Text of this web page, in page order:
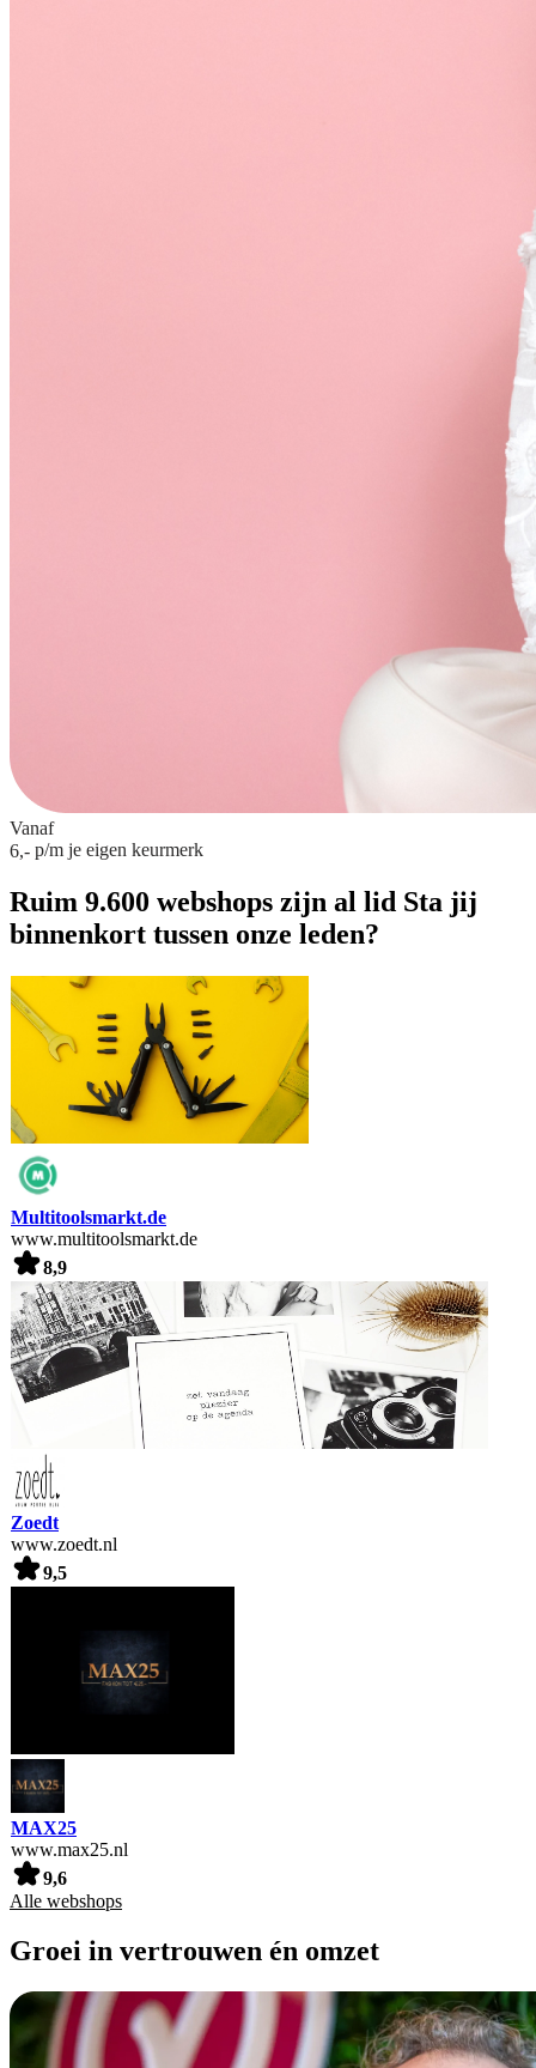
Vanaf
6,- p/m je eigen keurmerk
Ruim 9.600 webshops zijn al lid Sta jij
binnenkort tussen onze leden?
Multitoolsmarkt.de
www.multitoolsmarkt.de
8,9
Zoedt
www.zoedt.nl
9,5
MAX25
www.max25.nl
9,6
Alle webshops
Groei in vertrouwen én omzet